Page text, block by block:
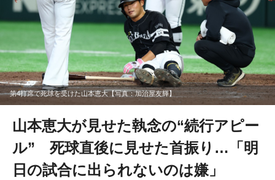
第4打席で死球を受けた山本恵大【写真：加治屋友輝】
山本恵大が見せた執念の“続行アピー
ル” 死球直後に見せた首振り…「明
日の試合に出られないのは嫌」